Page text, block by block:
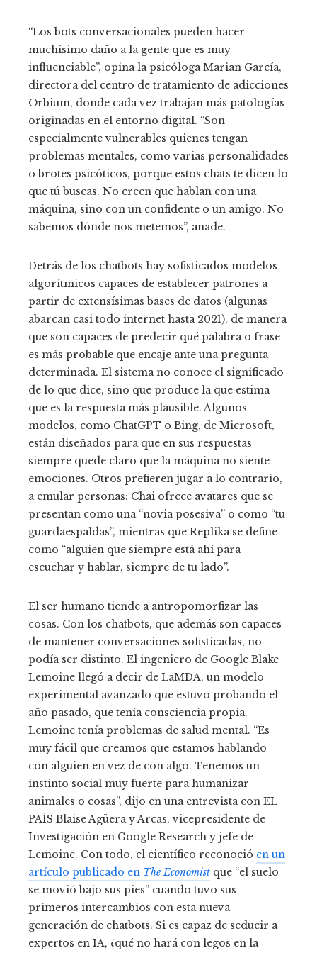
“Los bots conversacionales pueden hacer
muchísimo daño a la gente que es muy
influenciable”, opina la psicóloga Marian García,
directora del centro de tratamiento de adicciones
Orbium, donde cada vez trabajan más patologías
originadas en el entorno digital. “Son
especialmente vulnerables quienes tengan
problemas mentales, como varias personalidades
o brotes psicóticos, porque estos chats te dicen lo
que tú buscas. No creen que hablan con una
máquina, sino con un confidente o un amigo. No
sabemos dónde nos metemos”, añade.
Detrás de los chatbots hay sofisticados modelos
algorítmicos capaces de establecer patrones a
partir de extensísimas bases de datos (algunas
abarcan casi todo internet hasta 2021), de manera
que son capaces de predecir qué palabra o frase
es más probable que encaje ante una pregunta
determinada. El sistema no conoce el significado
de lo que dice, sino que produce la que estima
que es la respuesta más plausible. Algunos
modelos, como ChatGPT o Bing, de Microsoft,
están diseñados para que en sus respuestas
siempre quede claro que la máquina no siente
emociones. Otros prefieren jugar a lo contrario,
a emular personas: Chai ofrece avatares que se
presentan como una “novia posesiva” o como “tu
guardaespaldas”, mientras que Replika se define
como “alguien que siempre está ahí para
escuchar y hablar, siempre de tu lado”.
El ser humano tiende a antropomorfizar las
cosas. Con los chatbots, que además son capaces
de mantener conversaciones sofisticadas, no
podía ser distinto. El ingeniero de Google Blake
Lemoine llegó a decir de LaMDA, un modelo
experimental avanzado que estuvo probando el
año pasado, que tenía consciencia propia.
Lemoine tenía problemas de salud mental. “Es
muy fácil que creamos que estamos hablando
con alguien en vez de con algo. Tenemos un
instinto social muy fuerte para humanizar
animales o cosas”, dijo en una entrevista con EL
PAÍS Blaise Agüera y Arcas, vicepresidente de
Investigación en Google Research y jefe de
Lemoine. Con todo, el científico reconoció en un
artículo publicado en The Economist que “el suelo
se movió bajo sus pies” cuando tuvo sus
primeros intercambios con esta nueva
generación de chatbots. Si es capaz de seducir a
expertos en IA, ¿qué no hará con legos en la